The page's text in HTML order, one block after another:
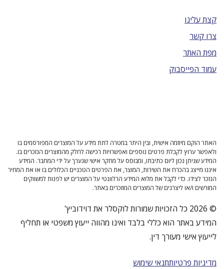
קצת עלינו
צרו קשר
מפת האתר
עמוד הפייסבוק
האתר הוקם מיוזמה אישית, ובין היתר במטרה לתת מידע על המוצרים המפורסמים בו
ולאפשר ערוץ לקבלת פרטים נוספים ואפשרויות רכישה לחלק מהמוצרים הנזכרים בו.
המידע שניתן נכון ליום כתיבתו, ומבוסס על מחקר אישי שנערך על ידי המחבר. המידע
איננו מייצג בהכרח את השירות, המוצר, את הפרטים הטכניים הכלולים בו או את המחיר
הנזכר לצידו. כדי לקבל את מלוא המידע הרלוונטי על המוצרים יש לפנות למשווקים
המורשים ו/או ליצרנים של המוצרים המוזכרים באתר.
© 2026 כל הזכויות שמורות לוקסלר את דוידוביץ'
המידע באתר הוא כללי בלבד ואינו מהווה ייעוץ משפטי או תחליף
לייעוץ אישי מעורך דין.
מדיניות פרטיותתנאי שימוש